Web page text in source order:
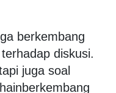
berkembang
diskusi.
juga soal
berkembang